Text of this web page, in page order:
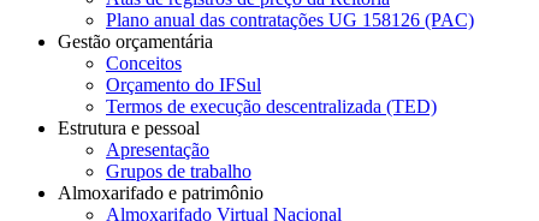
Plano anual das contratações UG 158126 (PAC)
Gestão orçamentária
Conceitos
Orçamento do IFSul
Termos de execução descentralizada (TED)
Estrutura e pessoal
Apresentação
Grupos de trabalho
Almoxarifado e patrimônio
Almoxarifado Virtual Nacional